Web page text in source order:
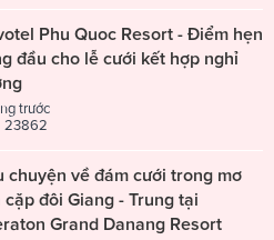
Phu Quoc Resort - Điểm hẹn
đầu cho lễ cưới kết hợp nghỉ
trước
23862
chuyện về đám cưới trong mơ
cặp đôi Giang - Trung tại
Grand Danang Resort